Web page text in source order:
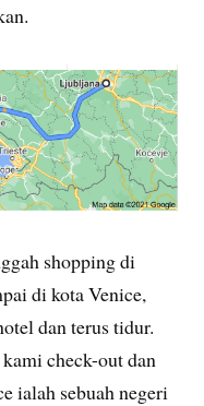
shopping di
di kota Venice,
dan terus tidur.
check-out dan
ialah sebuah negeri